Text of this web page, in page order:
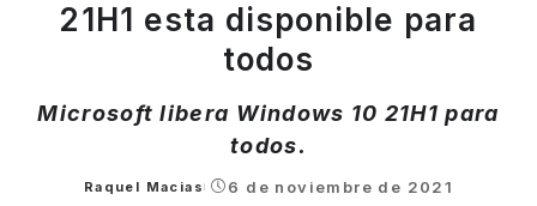
21H1 esta disponible para
todos
Microsoft libera Windows 10 21H1 para
todos.
Posted
Raquel Macias 6 de noviembre de 2021